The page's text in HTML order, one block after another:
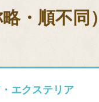
・順不同）
エクステリア